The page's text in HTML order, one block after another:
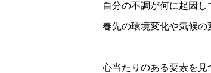
自分の不調が何に起因
春先の環境変化や気候の
心当たりのある要素を見